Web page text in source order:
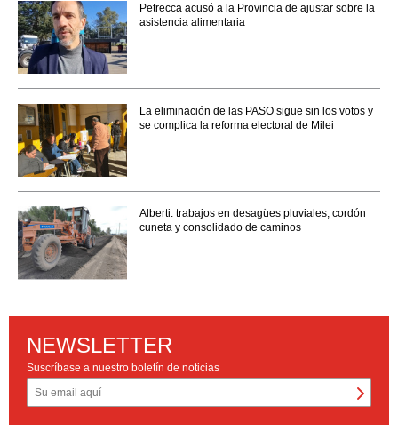
Petrecca acusó a la Provincia de ajustar sobre la
asistencia alimentaria
La eliminación de las PASO sigue sin los votos y
se complica la reforma electoral de Milei
Alberti: trabajos en desagües pluviales, cordón
cuneta y consolidado de caminos
NEWSLETTER
Suscríbase a nuestro boletín de noticias